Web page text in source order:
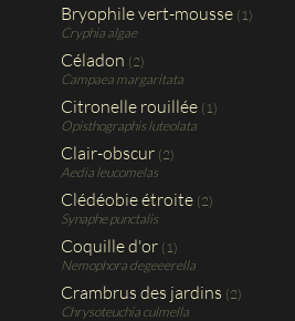
Bryophile vert-mousse (1)
Cryphia algae
Céladon (2)
Campaea margaritata
Citronelle rouillée (1)
Opisthographis luteolata
Clair-obscur (2)
Aedia leucomelas
Clédéobie étroite (2)
Synaphe punctalis
Coquille d'or (1)
Nemophora degeeerella
Crambrus des jardins (2)
Chrysoteuchia culmella